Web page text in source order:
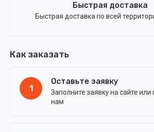
Быстрая доставка
Быстрая доставка по всей
Как заказать
1
Оставьте заявку
Заполните заявку на сайте или
нам